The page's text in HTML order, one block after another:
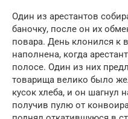
Один из арестантов
баночку, после он их
повара. День клонился к
наполнена, когда
полосе. Один из них
товарища велико было
кусок хлеба, и он шагнул
получив пулю от